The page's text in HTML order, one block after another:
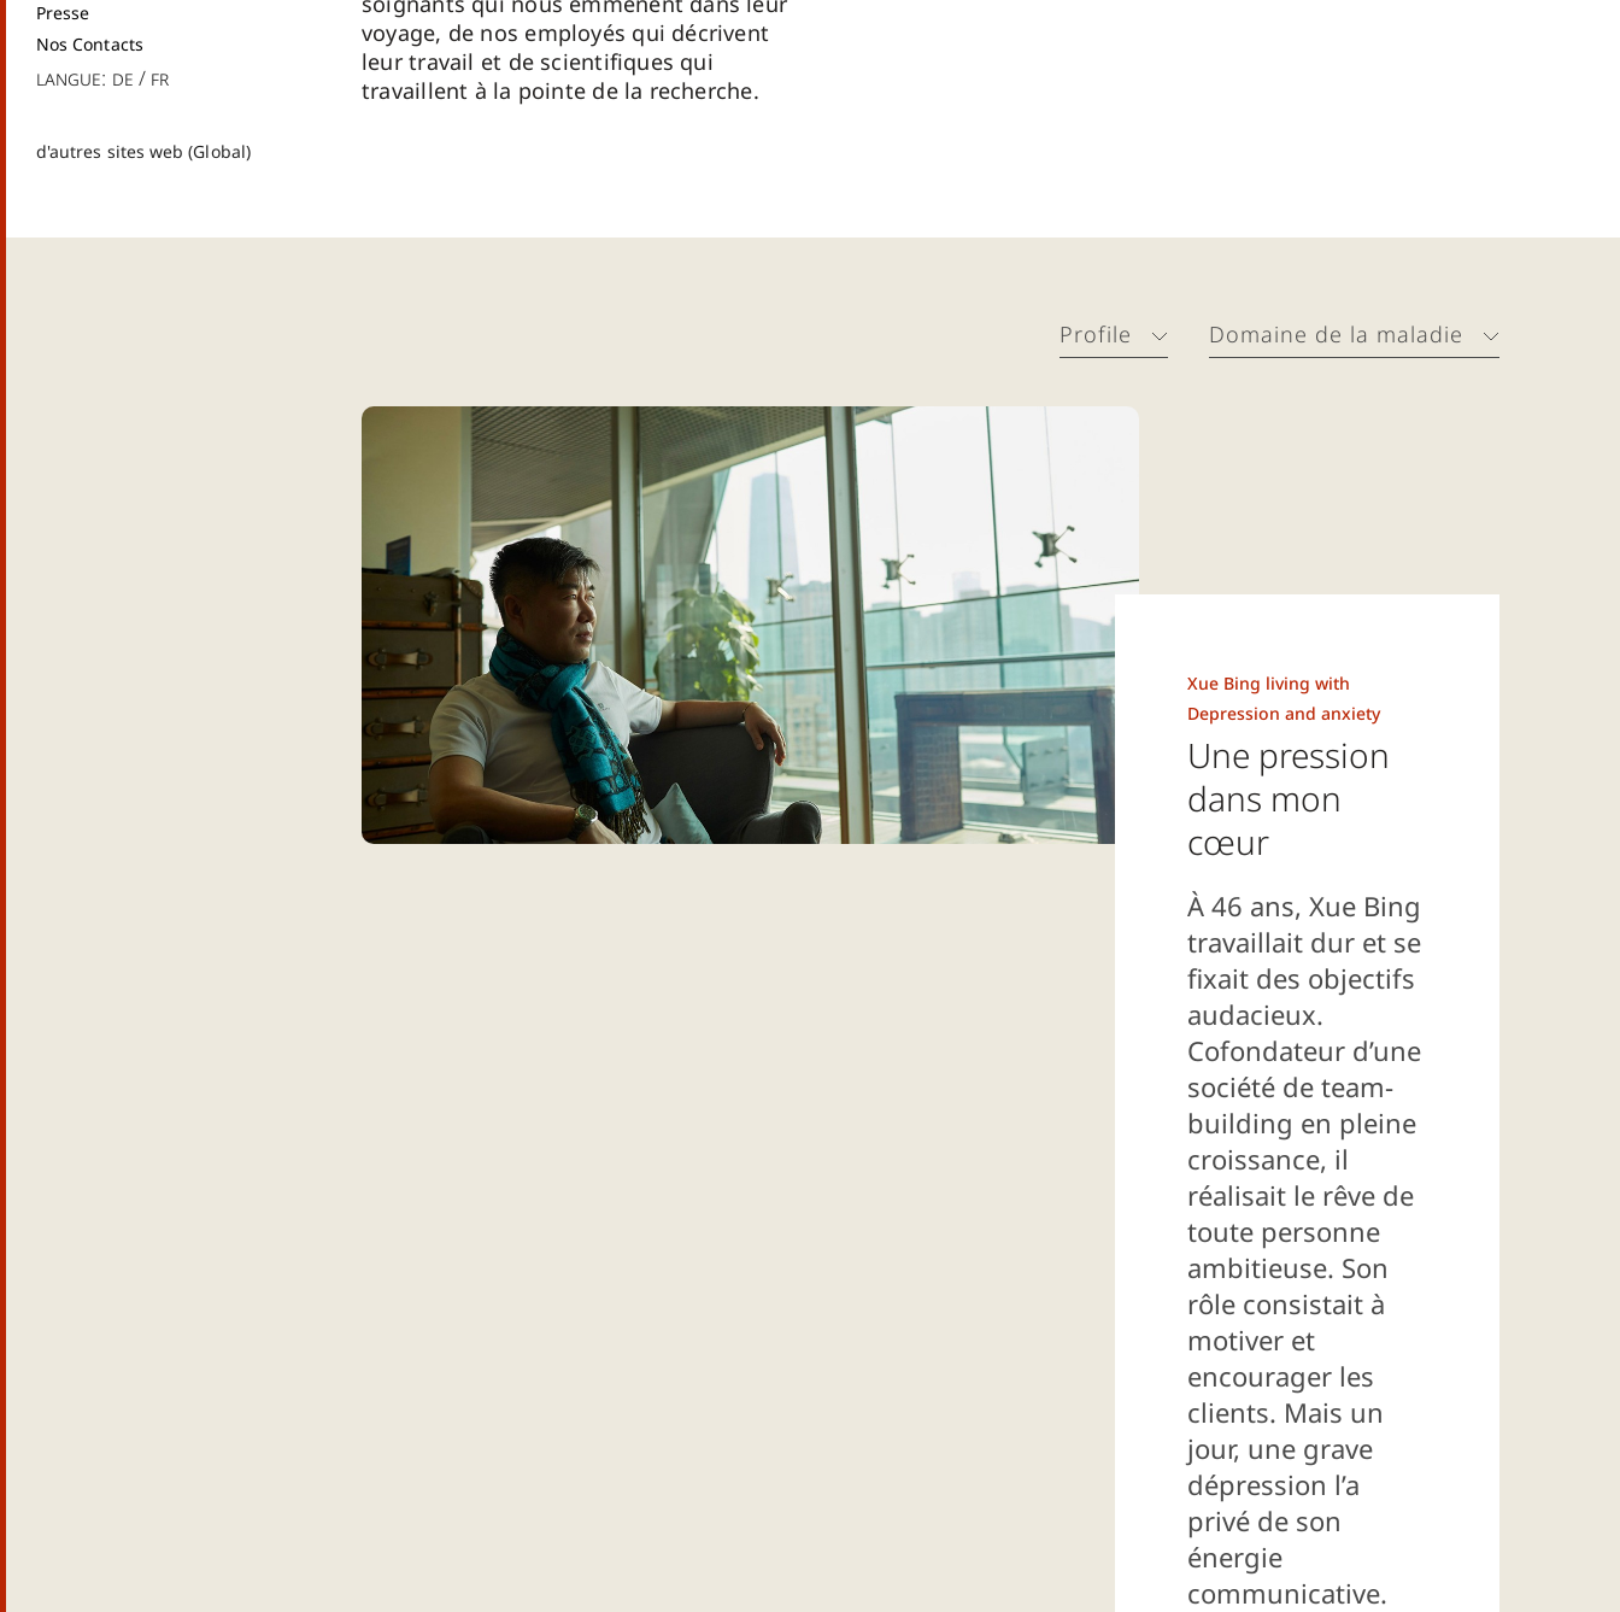
Presse
Nos Contacts
Langue: de fr
d'autres sites web (Global)
voyage, de nos employés qui décrivent
leur travail et de scientifiques qui
travaillent à la pointe de la recherche.
Profile Domaine de la maladie
Xue Bing living with
Depression and anxiety
Une pression
dans mon
cœur
À 46 ans, Xue Bing
travaillait dur et se
fixait des objectifs
audacieux.
Cofondateur d’une
société de team-
building en pleine
croissance, il
réalisait le rêve de
toute personne
ambitieuse. Son
rôle consistait à
motiver et
encourager les
clients. Mais un
jour, une grave
dépression l’a
privé de son
énergie
communicative.